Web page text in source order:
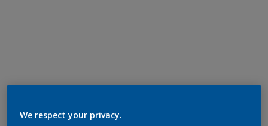
We respect your privacy.